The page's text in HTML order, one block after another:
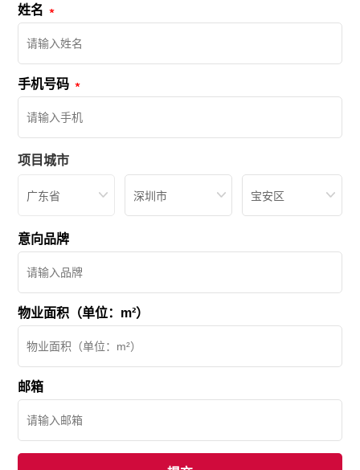
姓名
手机号码
项目城市
广东省 深圳市 宝安区
意向品牌
物业面积（单位：m²）
邮箱